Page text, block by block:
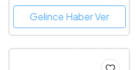
EDITION
Gelince Haber Ver